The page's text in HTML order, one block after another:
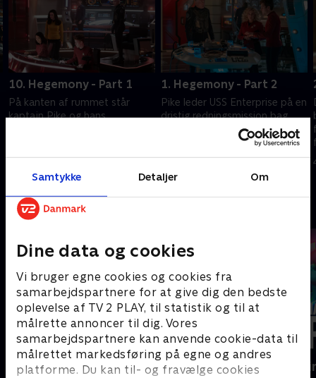
Samtykke Detaljer Om
Dine data og cookies
Vi bruger egne cookies og cookies fra
samarbejdspartnere for at give dig den bedste
oplevelse af TV 2 PLAY, til statistik og til at
målrette annoncer til dig. Vores
samarbejdspartnere kan anvende cookie-data til
målrettet markedsføring på egne og andres
platforme. Du kan til- og fravælge cookies
10. Hegemony - Part 1
På kanten af rummet står
kaptajn Pike og hans
tilbagevenden.
1. Hegemony - Part 2
Pike leder USS Enterprise på en
dristig redningsmission bag
Andre så også
The Rainmaker Happy